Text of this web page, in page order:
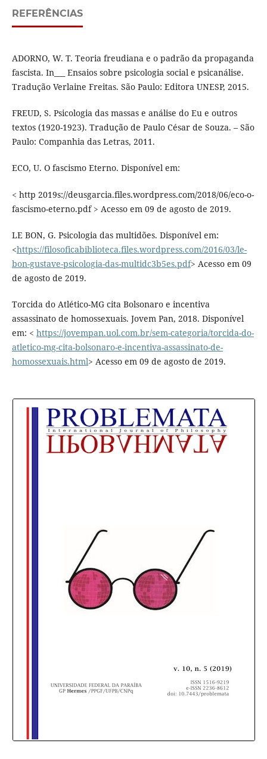
REFERÊNCIAS
ADORNO, W. T. Teoria freudiana e o padrão da propaganda
fascista. In___ Ensaios sobre psicologia social e psicanálise.
Tradução Verlaine Freitas. São Paulo: Editora UNESP, 2015.
FREUD, S. Psicologia das massas e análise do Eu e outros
textos (1920-1923). Tradução de Paulo César de Souza. – São
Paulo: Companhia das Letras, 2011.
ECO, U. O fascismo Eterno. Disponível em:
< http 2019s://deusgarcia.files.wordpress.com/2018/06/eco-o-
fascismo-eterno.pdf > Acesso em 09 de agosto de 2019.
LE BON, G. Psicologia das multidões. Disponível em:
<https://filosoficabiblioteca.files.wordpress.com/2016/03/le-
bon-gustave-psicologia-das-multidc3b5es.pdf> Acesso em 09
de agosto de 2019.
Torcida do Atlético-MG cita Bolsonaro e incentiva
assassinato de homossexuais. Jovem Pan, 2018. Disponível
em: < https://jovempan.uol.com.br/sem-categoria/torcida-do-
atletico-mg-cita-bolsonaro-e-incentiva-assassinato-de-
homossexuais.html> Acesso em 09 de agosto de 2019.